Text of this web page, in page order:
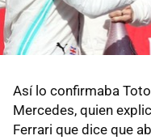
Así lo confirmaba
Mercedes, quien
Ferrari que dice que